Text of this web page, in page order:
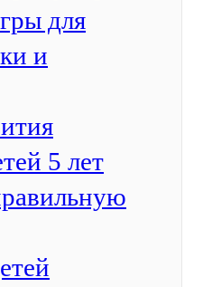
для
и
5 лет